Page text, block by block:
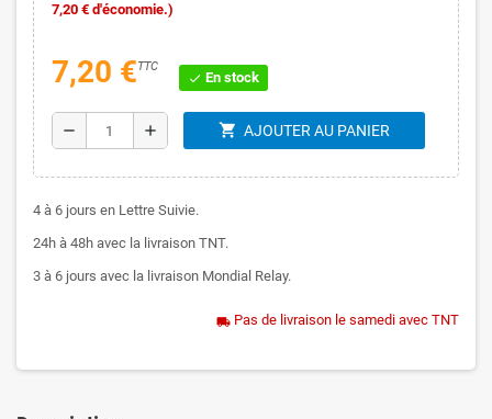
7,20 € d'économie.)
7,20 €TTC
check En stock
remove add shopping_cart AJOUTER AU PANIER
4 à 6 jours en Lettre Suivie.
24h à 48h avec la livraison TNT.
3 à 6 jours avec la livraison Mondial Relay.
local_shipping Pas de livraison le samedi avec TNT